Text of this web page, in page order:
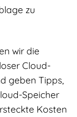
zu
wir die
Cloud-
geben Tipps,
Speicher
Kosten